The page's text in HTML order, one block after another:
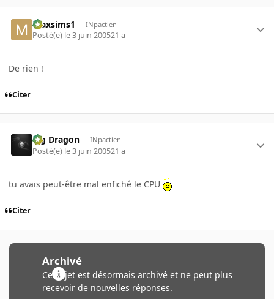
maxsims1 INpactien
Posté(e) le 3 juin 200521 a
De rien !
Citer
Big Dragon INpactien
Posté(e) le 3 juin 200521 a
tu avais peut-être mal enfiché le CPU
Citer
Archivé
Ce sujet est désormais archivé et ne peut plus
recevoir de nouvelles réponses.